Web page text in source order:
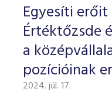
Egyesíti
Értéktőzsde
a
pozícióinak
2024. júl. 17.